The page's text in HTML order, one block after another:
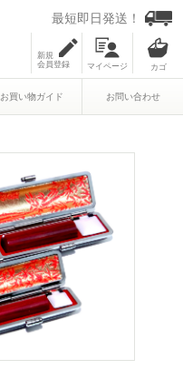
最短即日発送！
新規
会員登録
マイページ
お買い物ガイド お問い合わせ